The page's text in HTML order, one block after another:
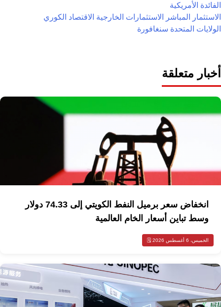
الفائدة الأمريكية
الاستثمار المباشر
الاستثمارات الخارجية الاقتصاد الكوري
الولايات المتحدة سنغافورة
أخبار متعلقة
انخفاض سعر برميل النفط الكويتي إلى 74.33 دولار
وسط تباين أسعار الخام العالمية
الخميس، 6 أغسطس 2026 🗓️